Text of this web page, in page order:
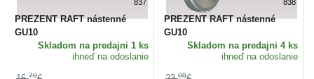
837
PREZENT RAFT nástenné
GU10
Skladom na predajni 1 ks
ihneď na odoslanie
70
838
PREZENT RAFT nástenné
GU10
Skladom na predajni 4 ks
ihneď na odoslanie
00